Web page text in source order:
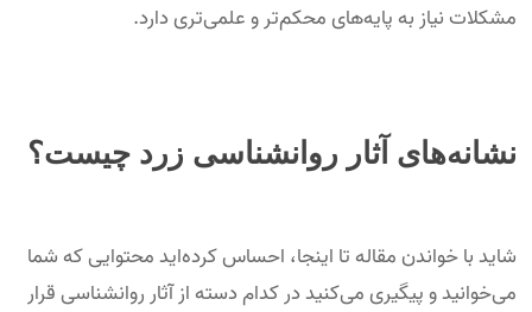
مشکلات نیاز به پایه‌های محکم‌تر و علمی‌تری دارد.
نشانه‌های آثار روانشناسی زرد چیست؟
شاید با خواندن مقاله تا اینجا، احساس کرده‌اید محتوایی که شما
می‌خوانید و پیگیری می‌کنید در کدام دسته از آثار روانشناسی قرار